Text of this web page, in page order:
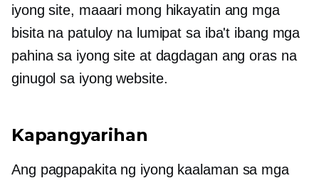
iyong site, maaari mong hikayatin ang mga
bisita na patuloy na lumipat sa iba't ibang mga
pahina sa iyong site at dagdagan ang oras na
ginugol sa iyong website.
Kapangyarihan
Ang pagpapakita ng iyong kaalaman sa mga